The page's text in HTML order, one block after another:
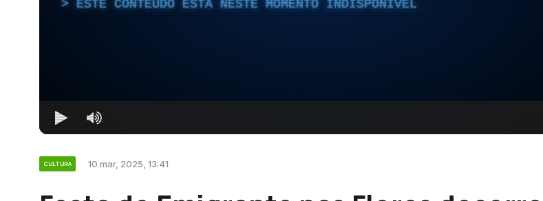
ESTE CONTEÚDO ESTÁ NESTE MOMENTO INDISPONÍVEL
CULTURA 10 mar, 2025, 13:41